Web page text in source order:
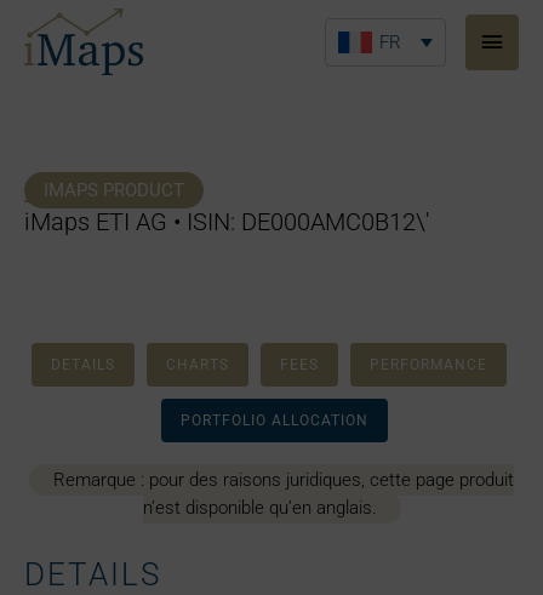
contenu
FR
IMAPS PRODUCT
iMaps ETI AG • ISIN: DE000AMC0B12\'
DETAILS CHARTS FEES PERFORMANCE
PORTFOLIO ALLOCATION
Remarque : pour des raisons juridiques, cette page produit
n’est disponible qu’en anglais.
DETAILS